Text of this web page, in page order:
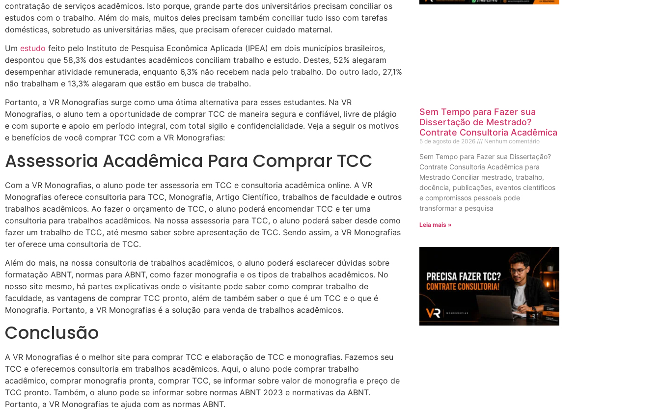
contratação de serviços acadêmicos. Isto porque, grande parte dos universitários precisam conciliar os
estudos com o trabalho. Além do mais, muitos deles precisam também conciliar tudo isso com tarefas
domésticas, sobretudo as universitárias mães, que precisam oferecer cuidado maternal.
Um estudo feito pelo Instituto de Pesquisa Econômica Aplicada (IPEA) em dois municípios brasileiros,
despontou que 58,3% dos estudantes acadêmicos conciliam trabalho e estudo. Destes, 52% alegaram
desempenhar atividade remunerada, enquanto 6,3% não recebem nada pelo trabalho. Do outro lado, 27,1%
não trabalham e 13,3% alegaram que estão em busca de trabalho.
Portanto, a VR Monografias surge como uma ótima alternativa para esses estudantes. Na VR
Monografias, o aluno tem a oportunidade de comprar TCC de maneira segura e confiável, livre de plágio
e com suporte e apoio em período integral, com total sigilo e confidencialidade. Veja a seguir os motivos
e benefícios de você comprar TCC com a VR Monografias:
Assessoria Acadêmica Para Comprar TCC
Com a VR Monografias, o aluno pode ter assessoria em TCC e consultoria acadêmica online. A VR
Monografias oferece consultoria para TCC, Monografia, Artigo Científico, trabalhos de faculdade e outros
trabalhos acadêmicos. Ao fazer o orçamento de TCC, o aluno poderá encomendar TCC e ter uma
consultoria para trabalhos acadêmicos. Na nossa assessoria para TCC, o aluno poderá saber desde como
fazer um trabalho de TCC, até mesmo saber sobre apresentação de TCC. Sendo assim, a VR Monografias
ter oferece uma consultoria de TCC.
Além do mais, na nossa consultoria de trabalhos acadêmicos, o aluno poderá esclarecer dúvidas sobre
formatação ABNT, normas para ABNT, como fazer monografia e os tipos de trabalhos acadêmicos. No
nosso site mesmo, há partes explicativas onde o visitante pode saber como comprar trabalho de
faculdade, as vantagens de comprar TCC pronto, além de também saber o que é um TCC e o que é
Monografia. Portanto, a VR Monografias é a solução para venda de trabalhos acadêmicos.
Conclusão
A VR Monografias é o melhor site para comprar TCC e elaboração de TCC e monografias. Fazemos seu
TCC e oferecemos consultoria em trabalhos acadêmicos. Aqui, o aluno pode comprar trabalho
acadêmico, comprar monografia pronta, comprar TCC, se informar sobre valor de monografia e preço de
TCC pronto. Também, o aluno pode se informar sobre normas ABNT 2023 e normativas da ABNT.
Portanto, a VR Monografias te ajuda com as normas ABNT.
Sem Tempo para Fazer sua
Dissertação de Mestrado?
Contrate Consultoria Acadêmica
5 de agosto de 2026 Nenhum comentário
Sem Tempo para Fazer sua Dissertação?
Contrate Consultoria Acadêmica para
Mestrado Conciliar mestrado, trabalho,
docência, publicações, eventos científicos
e compromissos pessoais pode
transformar a pesquisa
Leia mais »